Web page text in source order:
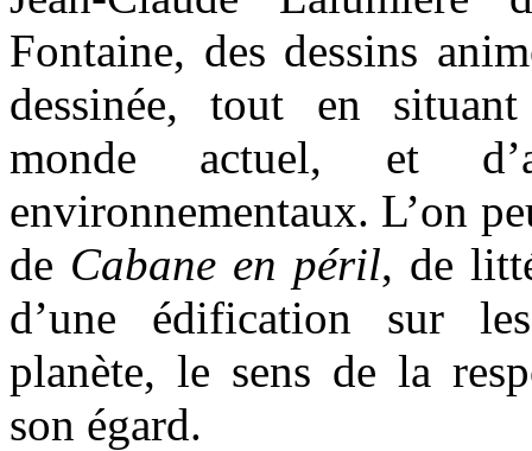
Fontaine, des dessins
dessinée, tout en
monde actuel, et
environnementaux. L’on
de Cabane en péril, de
d’une édification sur
planète, le sens de la
son égard.